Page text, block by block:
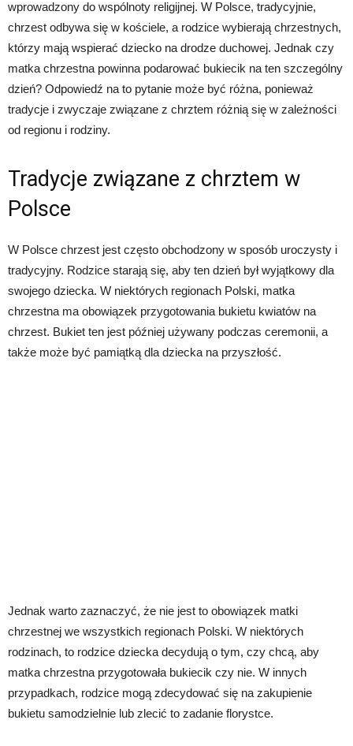
wprowadzony do wspólnoty religijnej. W Polsce, tradycyjnie,
chrzest odbywa się w kościele, a rodzice wybierają chrzestnych,
którzy mają wspierać dziecko na drodze duchowej. Jednak czy
matka chrzestna powinna podarować bukiecik na ten szczególny
dzień? Odpowiedź na to pytanie może być różna, ponieważ
tradycje i zwyczaje związane z chrztem różnią się w zależności
od regionu i rodziny.
Tradycje związane z chrztem w
Polsce
W Polsce chrzest jest często obchodzony w sposób uroczysty i
tradycyjny. Rodzice starają się, aby ten dzień był wyjątkowy dla
swojego dziecka. W niektórych regionach Polski, matka
chrzestna ma obowiązek przygotowania bukietu kwiatów na
chrzest. Bukiet ten jest później używany podczas ceremonii, a
także może być pamiątką dla dziecka na przyszłość.
Jednak warto zaznaczyć, że nie jest to obowiązek matki
chrzestnej we wszystkich regionach Polski. W niektórych
rodzinach, to rodzice dziecka decydują o tym, czy chcą, aby
matka chrzestna przygotowała bukiecik czy nie. W innych
przypadkach, rodzice mogą zdecydować się na zakupienie
bukietu samodzielnie lub zlecić to zadanie florystce.